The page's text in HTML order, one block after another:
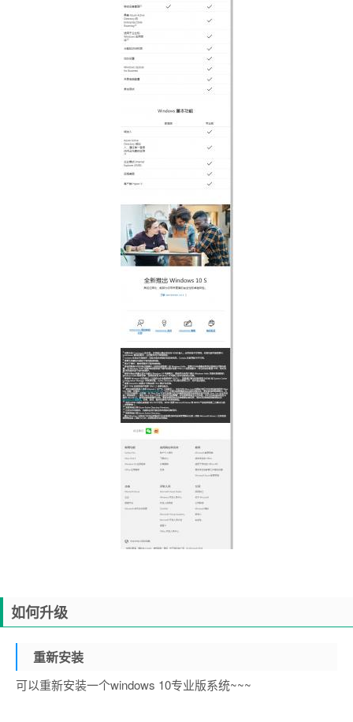
如何升级
重新安装
可以重新安装一个windows 10专业版系统~~~